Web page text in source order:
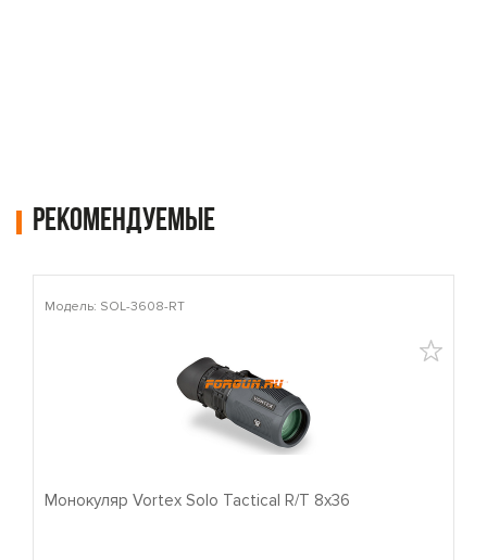
Рекомендуемые
Модель: SOL-3608-RT
Монокуляр Vortex Solo Tactical R/T 8x36